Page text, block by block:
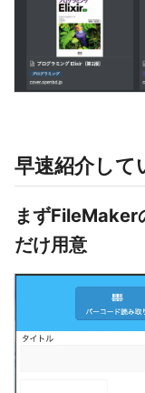
早速紹介して
まずFileMaker
だけ用意